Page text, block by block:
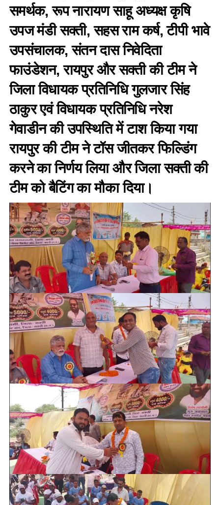
समर्थक, रूप नारायण साहू अध्यक्ष कृषि
उपज मंडी सक्ती, सहस राम कर्ष, टीपी भावे
उपसंचालक, संतन दास निवेदिता
फाउंडेशन, रायपुर और सक्ती की टीम ने
जिला विधायक प्रतिनिधि गुलजार सिंह
ठाकुर एवं विधायक प्रतिनिधि नरेश
गेवाडीन की उपस्थिति में टाश किया गया
रायपुर की टीम ने टॉस जीतकर फिल्डिंग
करने का निर्णय लिया और जिला सक्ती की
टीम को बैटिंग का मौका दिया।